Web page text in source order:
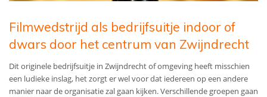
Filmwedstrijd als bedrijfsuitje indoor of
dwars door het centrum van Zwijndrecht
Dit originele bedrijfsuitje in Zwijndrecht of omgeving heeft misschien
een ludieke inslag, het zorgt er wel voor dat iedereen op een andere
manier naar de organisatie zal gaan kijken. Verschillende groepen gaan